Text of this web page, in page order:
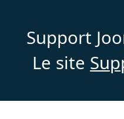
Support
Le site